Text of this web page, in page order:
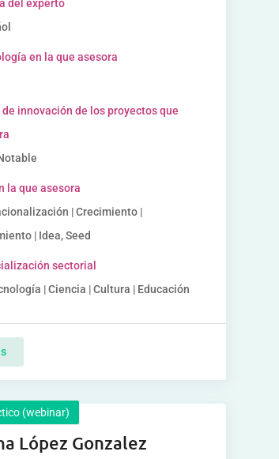
del experto
en la que asesora
de innovación de los proyectos que
la que asesora
| Crecimiento |
| Idea, Seed
sectorial
| Ciencia | Cultura | Educación
(webinar)
López Gonzalez